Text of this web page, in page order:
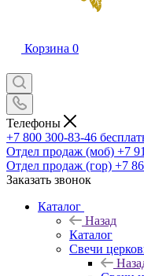
Корзина 0
Телефоны
+7 800 300-83-46
Отдел продаж (моб) +7
Отдел продаж (гор) +7
Заказать звонок
Каталог
Назад
Каталог
Свечи